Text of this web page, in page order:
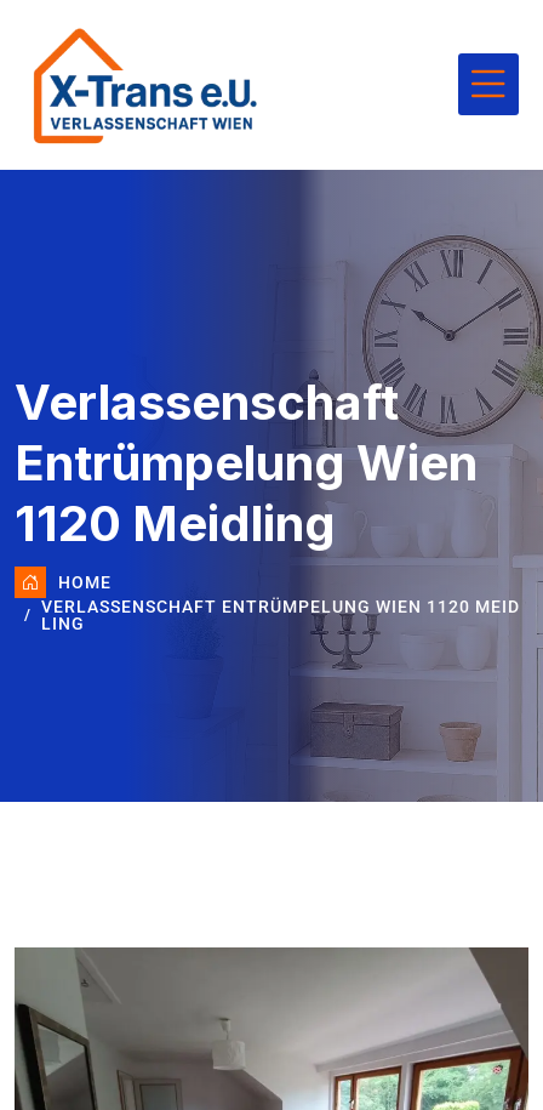
Verlassenschaft
Entrümpelung Wien
1120 Meidling
HOME
VERLASSENSCHAFT ENTRÜMPELUNG WIEN 1120 MEID
LING